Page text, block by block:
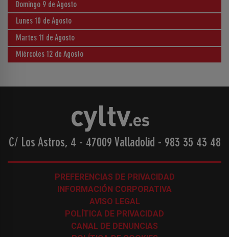
Domingo 9 de Agosto
Lunes 10 de Agosto
Martes 11 de Agosto
Miércoles 12 de Agosto
C/ Los Astros, 4 - 47009 Valladolid - 983 35 43 48
PREFERENCIAS DE PRIVACIDAD
INFORMACIÓN CORPORATIVA
AVISO LEGAL
POLÍTICA DE PRIVACIDAD
CANAL DE DENUNCIAS